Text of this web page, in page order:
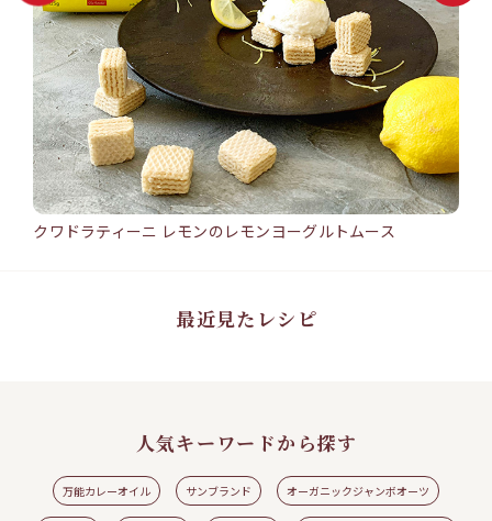
15min
クワドラティーニ レモンのレモンヨーグルトムース
最近見たレシピ
人気キーワードから探す
万能カレーオイル サンブランド オーガニックジャンボオーツ